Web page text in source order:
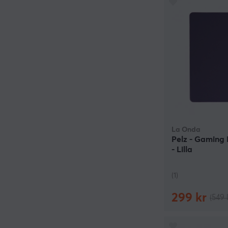
La Onda
Pelz - Gaming
- Lilla
(1)
299 kr